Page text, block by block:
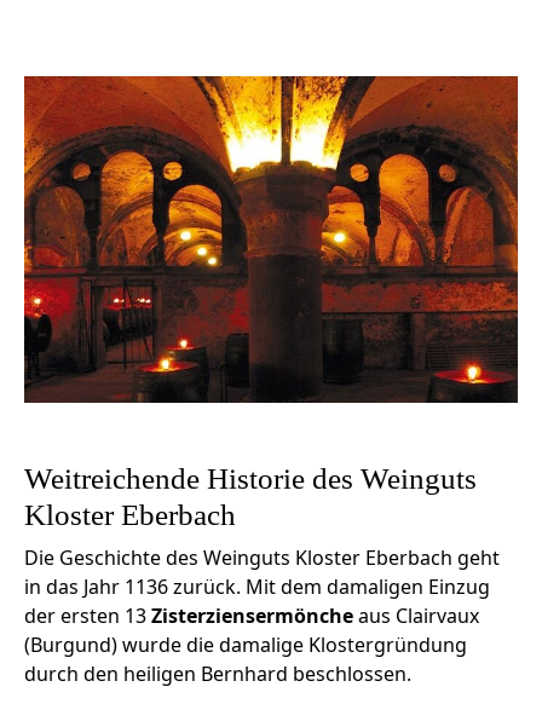
Weitreichende Historie des Weinguts
Kloster Eberbach
Die Geschichte des Weinguts Kloster Eberbach geht
in das Jahr 1136 zurück. Mit dem damaligen Einzug
der ersten 13Zisterziensermöncheaus Clairvaux
(Burgund) wurde die damalige Klostergründung
durch den heiligen Bernhard beschlossen.